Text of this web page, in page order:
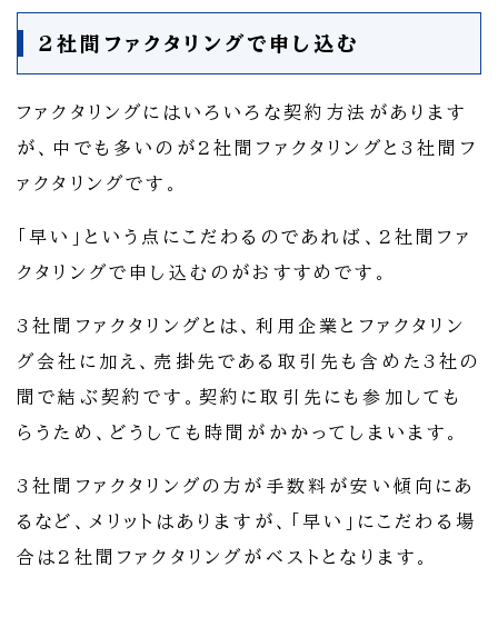
2社間ファクタリングで申し込む
ファクタリングにはいろいろな契約方法があります
が、中でも多いのが2社間ファクタリングと3社間フ
ァクタリングです。
「早い」という点にこだわるのであれば、2社間ファ
クタリングで申し込むのがおすすめです。
3社間ファクタリングとは、利用企業とファクタリン
グ会社に加え、売掛先である取引先も含めた3社の
間で結ぶ契約です。契約に取引先にも参加しても
らうため、どうしても時間がかかってしまいます。
3社間ファクタリングの方が手数料が安い傾向にあ
るなど、メリットはありますが、「早い」にこだわる場
合は2社間ファクタリングがベストとなります。